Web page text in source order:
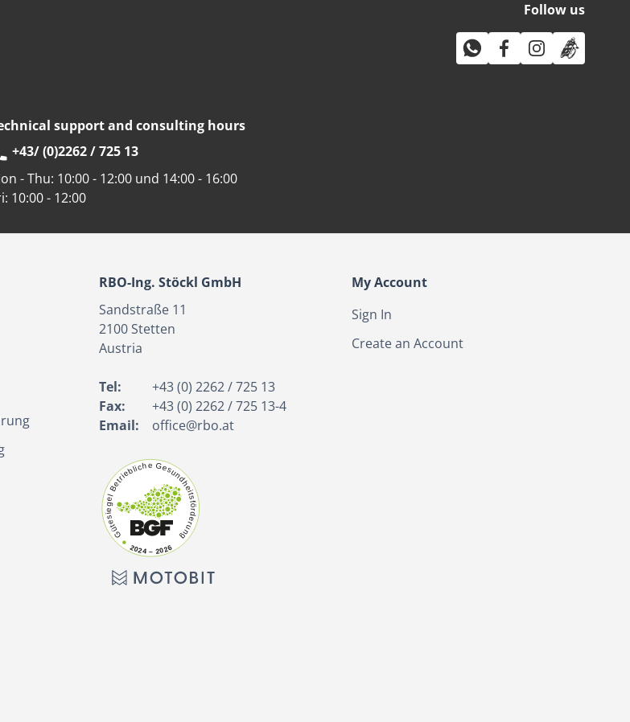
Follow us
support and consulting hours
+43/ (0)2262 / 725 13
- Thu: 10:00 - 12:00 und 14:00 - 16:00
10:00 - 12:00
RBO-Ing. Stöckl GmbH
Sandstraße 11
2100Stetten
Austria
Tel:
+43 (0) 2262 / 725 13
Fax:
+43 (0) 2262 / 725 13-4
Email:
office@rbo.at
My Account
Sign In
Create an Account